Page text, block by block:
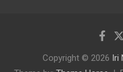
Copyright © 2026 Iri